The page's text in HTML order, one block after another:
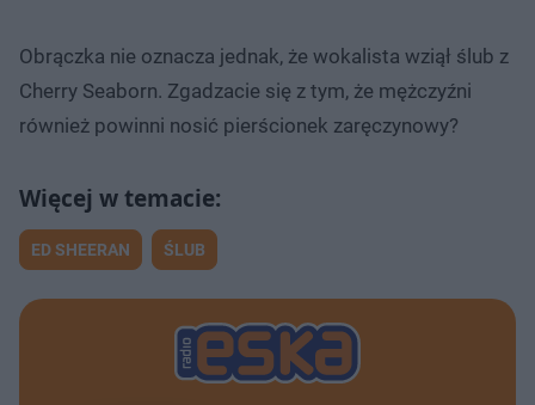
Obrączka nie oznacza jednak, że wokalista wziął ślub z
Cherry Seaborn. Zgadzacie się z tym, że mężczyźni
również powinni nosić pierścionek zaręczynowy?
ED SHEERAN ŚLUB